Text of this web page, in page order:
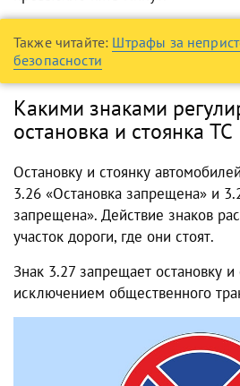
Также читайте: Штрафы за
безопасности
Какими знаками
остановка и стоянка ТС
Остановку и стоянку
3.26 «Остановка запрещена» и
запрещена». Действие знаков
участок дороги, где они стоят.
Знак 3.27 запрещает остановку
исключением общественного